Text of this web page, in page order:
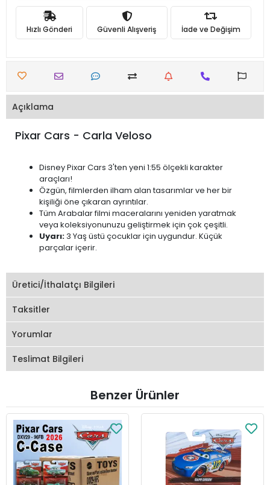
Hızlı Gönderi Güvenli Alışveriş İade ve Değişim
Açıklama
Pixar Cars - Carla Veloso
Disney Pixar Cars 3'ten yeni 1:55 ölçekli karakter
araçları!
Özgün, filmlerden ilham alan tasarımlar ve her bir
kişiliği öne çıkaran ayrıntılar.
Tüm Arabalar filmi maceralarını yeniden yaratmak
veya koleksiyonunuzu geliştirmek için çok çeşitli.
Uyarı:3 Yaş üstü çocuklar için uygundur. Küçük
parçalar içerir.
Üretici/İthalatçı Bilgileri
Taksitler
Yorumlar
Teslimat Bilgileri
Benzer Ürünler